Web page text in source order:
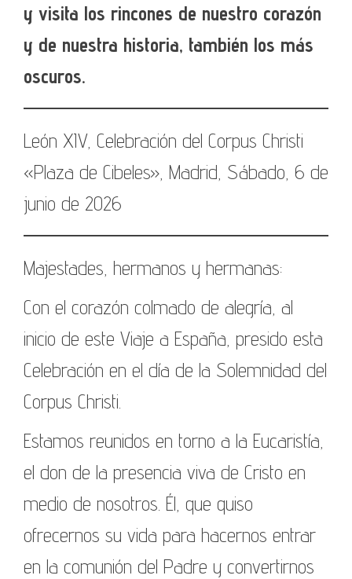
y visita los rincones de nuestro corazón
y de nuestra historia, también los más
oscuros.
León XIV, Celebración del Corpus Christi
«Plaza de Cibeles», Madrid, Sábado, 6 de
junio de 2026
Majestades, hermanos y hermanas:
Con el corazón colmado de alegría, al
inicio de este Viaje a España, presido esta
Celebración en el día de la Solemnidad del
Corpus Christi.
Estamos reunidos en torno a la Eucaristía,
el don de la presencia viva de Cristo en
medio de nosotros. Él, que quiso
ofrecernos su vida para hacernos entrar
en la comunión del Padre y convertirnos